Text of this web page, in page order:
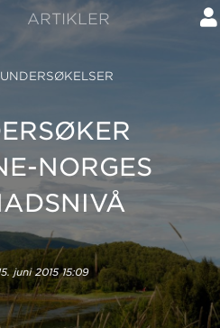
ARTIKLER
NORGES
juni 2015 15:09